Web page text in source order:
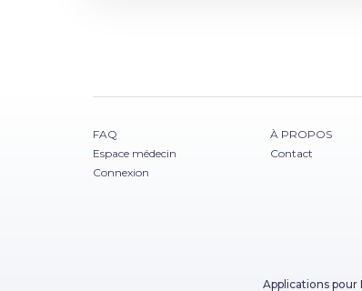
FAQ
Espace médecin
Connexion
À PROPOS
Contact
Applications pour